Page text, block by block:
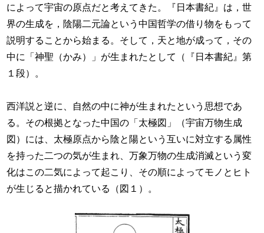
によって宇宙の原点だと考えてきた。『日本書紀』は，世
界の生成を，陰陽二元論という中国哲学の借り物をもって
説明することから始まる。そして，天と地が成って，その
中に「神聖（かみ）」が生まれたとして（『日本書紀』第
１段）。
西洋説と逆に、自然の中に神が生まれたという思想であ
る。その根拠となった中国の「太極図」（宇宙万物生成
図）には、太極原点から陰と陽という互いに対立する属性
を持った二つの気が生まれ、万象万物の生成消滅という変
化はこの二気によって起こり、その順によってモノとヒト
が生じると描かれている（図１）。